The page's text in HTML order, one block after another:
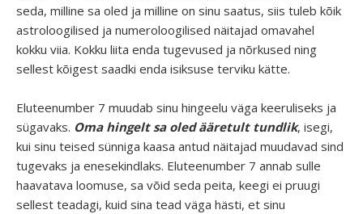
seda, milline sa oled ja milline on sinu saatus, siis tuleb kõik
astroloogilised ja numeroloogilised näitajad omavahel
kokku viia. Kokku liita enda tugevused ja nõrkused ning
sellest kõigest saadki enda isiksuse terviku kätte.
Eluteenumber 7 muudab sinu hingeelu väga keeruliseks ja
sügavaks. Oma hingelt sa oled ääretult tundlik, isegi,
kui sinu teised sünniga kaasa antud näitajad muudavad sind
tugevaks ja enesekindlaks. Eluteenumber 7 annab sulle
haavatava loomuse, sa võid seda peita, keegi ei pruugi
sellest teadagi, kuid sina tead väga hästi, et sinu